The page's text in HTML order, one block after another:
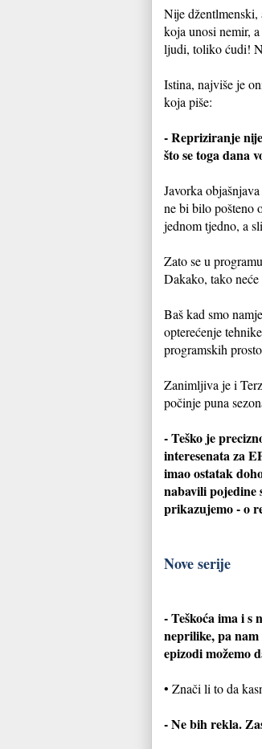
Nije
koja unosi nemir,
ljudi, toliko ćudi!
Istina, najviše je
koja piše:
- Repriziranje
što se toga dana
Javorka
ne bi bilo pošteno
jednom tjedno, a
Zato se u
Dakako, tako
Baš kad smo
opterećenje
programskih
Zanimljiva je i
počinje puna
- Teško je
interesenata za
imao ostatak
nabavili pojedine
prikazujemo - o
Nove serije
- Teškoća ima i s
neprilike, pa
epizodi možemo
• Znači li to da
- Ne bih rekla.